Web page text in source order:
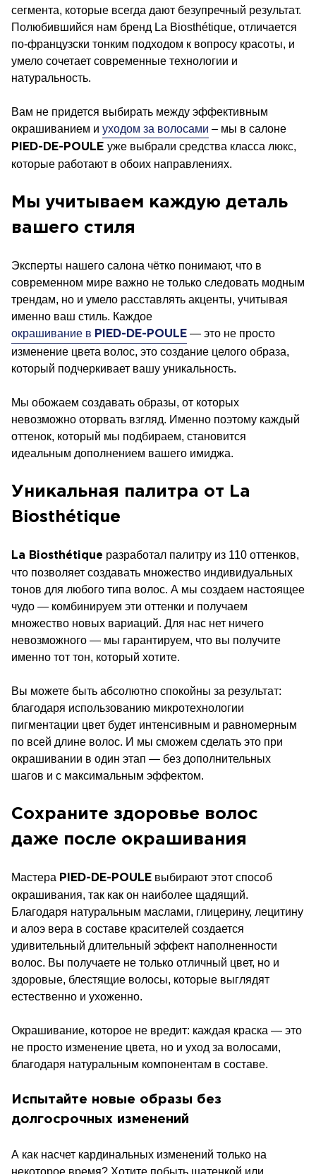
сегмента, которые всегда дают безупречный результат.
Полюбившийся нам бренд La Biosthétique, отличается
по-французски тонким подходом к вопросу красоты, и
умело сочетает современные технологии и
натуральность.
Вам не придется выбирать между эффективным
окрашиванием и уходом за волосами – мы в салоне
PIED-DE-POULE уже выбрали средства класса люкс,
которые работают в обоих направлениях.
Мы учитываем каждую деталь
вашего стиля
Эксперты нашего салона чётко понимают, что в
современном мире важно не только следовать модным
трендам, но и умело расставлять акценты, учитывая
именно ваш стиль. Каждое
окрашивание в PIED-DE-POULE — это не просто
изменение цвета волос, это создание целого образа,
который подчеркивает вашу уникальность.
Мы обожаем создавать образы, от которых
невозможно оторвать взгляд. Именно поэтому каждый
оттенок, который мы подбираем, становится
идеальным дополнением вашего имиджа.
Уникальная палитра от La
Biosthétique
La Biosthétique разработал палитру из 110 оттенков,
что позволяет создавать множество индивидуальных
тонов для любого типа волос. А мы создаем настоящее
чудо — комбинируем эти оттенки и получаем
множество новых вариаций. Для нас нет ничего
невозможного — мы гарантируем, что вы получите
именно тот тон, который хотите.
Вы можете быть абсолютно спокойны за результат:
благодаря использованию микротехнологии
пигментации цвет будет интенсивным и равномерным
по всей длине волос. И мы сможем сделать это при
окрашивании в один этап — без дополнительных
шагов и с максимальным эффектом.
Сохраните здоровье волос
даже после окрашивания
Мастера PIED-DE-POULE выбирают этот способ
окрашивания, так как он наиболее щадящий.
Благодаря натуральным маслами, глицерину, лецитину
и алоэ вера в составе красителей создается
удивительный длительный эффект наполненности
волос. Вы получаете не только отличный цвет, но и
здоровые, блестящие волосы, которые выглядят
естественно и ухоженно.
Окрашивание, которое не вредит: каждая краска — это
не просто изменение цвета, но и уход за волосами,
благодаря натуральным компонентам в составе.
Испытайте новые образы без
долгосрочных изменений
А как насчет кардинальных изменений только на
некоторое время? Хотите побыть шатенкой или